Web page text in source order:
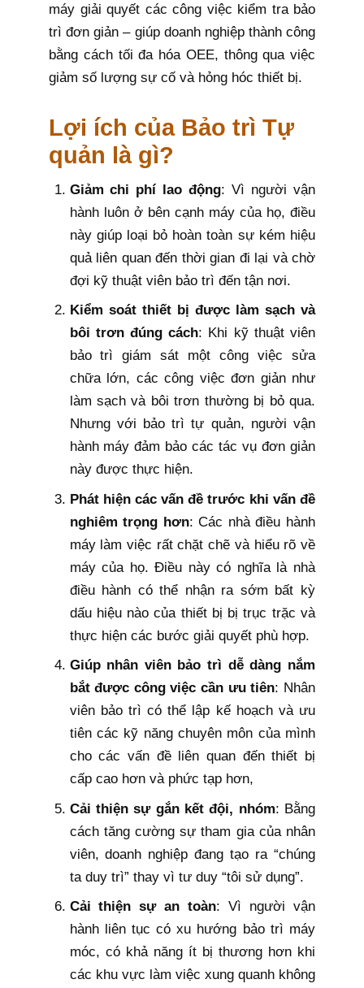
máy giải quyết các công việc kiểm tra bảo
trì đơn giản – giúp doanh nghiệp thành công
bằng cách tối đa hóa OEE, thông qua việc
giảm số lượng sự cố và hỏng hóc thiết bị.
Lợi ích của Bảo trì Tự
quản là gì?
Giảm chi phí lao động: Vì người vận
hành luôn ở bên cạnh máy của họ, điều
này giúp loại bỏ hoàn toàn sự kém hiệu
quả liên quan đến thời gian đi lại và chờ
đợi kỹ thuật viên bảo trì đến tận nơi.
Kiểm soát thiết bị được làm sạch và
bôi trơn đúng cách: Khi kỹ thuật viên
bảo trì giám sát một công việc sửa
chữa lớn, các công việc đơn giản như
làm sạch và bôi trơn thường bị bỏ qua.
Nhưng với bảo trì tự quản, người vận
hành máy đảm bảo các tác vụ đơn giản
này được thực hiện.
Phát hiện các vấn đề trước khi vấn đề
nghiêm trọng hơn: Các nhà điều hành
máy làm việc rất chặt chẽ và hiểu rõ về
máy của họ. Điều này có nghĩa là nhà
điều hành có thể nhận ra sớm bất kỳ
dấu hiệu nào của thiết bị bị trục trặc và
thực hiện các bước giải quyết phù hợp.
Giúp nhân viên bảo trì dễ dàng nắm
bắt được công việc cần ưu tiên: Nhân
viên bảo trì có thể lập kế hoạch và ưu
tiên các kỹ năng chuyên môn của mình
cho các vấn đề liên quan đến thiết bị
cấp cao hơn và phức tạp hơn,
Cải thiện sự gắn kết đội, nhóm: Bằng
cách tăng cường sự tham gia của nhân
viên, doanh nghiệp đang tạo ra “chúng
ta duy trì” thay vì tư duy “tôi sử dụng”.
Cải thiện sự an toàn: Vì người vận
hành liên tục có xu hướng bảo trì máy
móc, có khả năng ít bị thương hơn khi
các khu vực làm việc xung quanh không